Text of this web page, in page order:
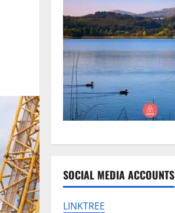
SOCIAL MEDIA ACCOUNTS
LINKTREE